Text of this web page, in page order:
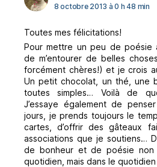
8 octobre 2013 à 0 h 48 min
Toutes mes félicitations!
Pour mettre un peu de poésie
de m’entourer de belles
forcément chères!) et je crois
Un petit chocolat, un thé, une
toutes simples… Voilà de
J’essaye également de
jours, je prends toujours le
cartes, d’offrir des gâteaux
associations que je soutiens…
de bonheur et de poésie non
quotidien, mais dans le